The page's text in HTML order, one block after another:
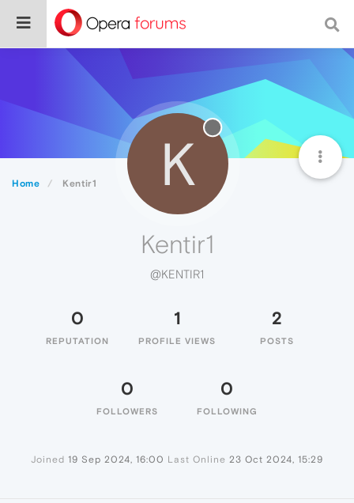
Home Kentir1 K
Kentir1
@KENTIR1
0
REPUTATION
1
PROFILE VIEWS
2
POSTS
0
FOLLOWERS
0
FOLLOWING
Joined 19 Sep 2024, 16:00 Last Online 23 Oct 2024, 15:29